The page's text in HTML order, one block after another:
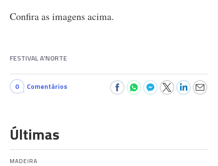
Confira as imagens acima.
FESTIVAL A'NORTE
0 Comentários
Últimas
MADEIRA